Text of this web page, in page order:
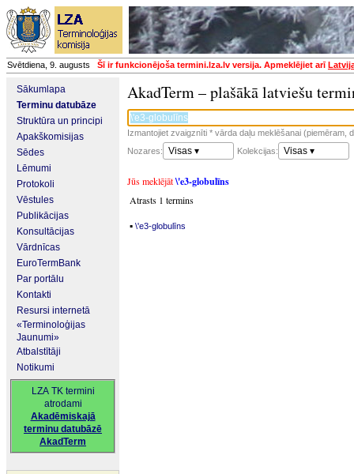
Svētdiena, 9. augusts Šī ir funkcionējoša termini.lza.lv versija. Apmeklējiet arī
Sākumlapa
Terminu datubāze
Struktūra un principi
Apakškomisijas
Sēdes
Lēmumi
Protokoli
Vēstules
Publikācijas
Konsultācijas
Vārdnīcas
EuroTermBank
Par portālu
Kontakti
Resursi internetā
«Terminoloģijas
Jaunumi»
Atbalstītāji
Notikumi
LZA TK termini
atrodami
Akadēmiskajā
terminu datubāzē
AkadTerm
AkadTerm – plašākā latviešu
Izmantojiet zvaigznīti * vārda daļu meklēšanai (piemēram,
Nozares:
Visas ▾ Kolekcijas: Visas ▾
Jūs meklējāt\'e3-globulīns
Atrasts 1 termins
▪ \'e3-globulīns